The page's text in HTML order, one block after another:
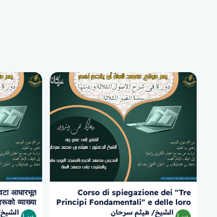
Corso di spiegazione dei "Tre
Principi Fondamentali" e delle loro
prove, con approfondimento sulle
الشيخ/ هيثم سرحان
आधारभूत
व्याख्या
प्रश्नहरू